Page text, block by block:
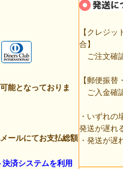
能となっておりま
ールにてお支払総額
済システムを利用
【クレジ
合】
ご注文確
【郵便振替
ご入金確
・いずれの
発送が遅れ
・発送が遅